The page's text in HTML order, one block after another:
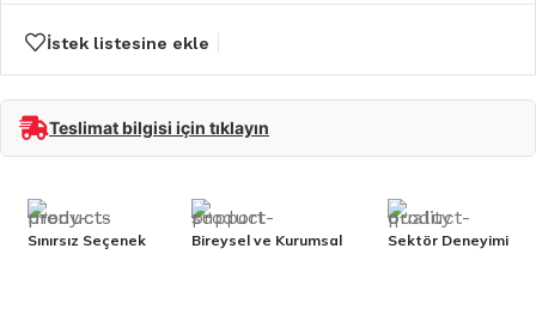
İstek listesine ekle
Teslimat bilgisi için tıklayın
Sınırsız Seçenek Bireysel ve Kurumsal Sektör Deneyimi